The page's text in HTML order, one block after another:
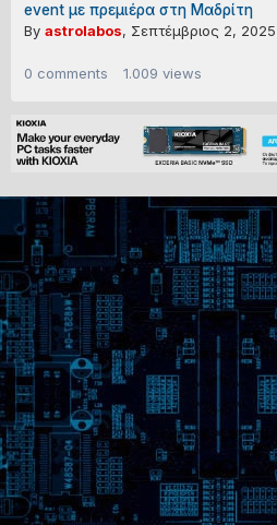
event με πρεμιέρα στη Μαδρίτη
By astrolabos, Σεπτέμβριος 2, 2025
0 comments 1.009 views